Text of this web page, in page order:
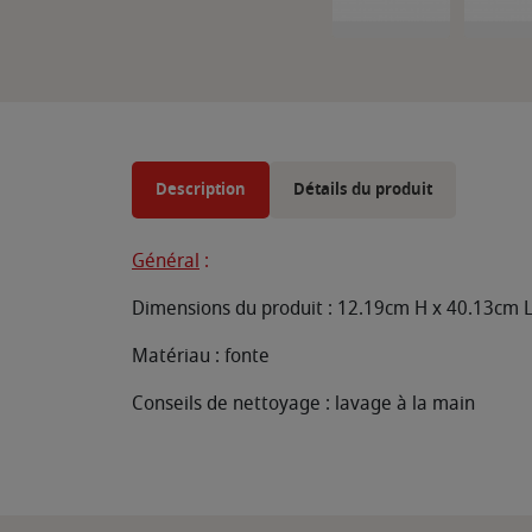
Description Détails du produit
Général :
Dimensions du produit : 12.19cm H x 40.13cm
Matériau : fonte
Conseils de nettoyage : lavage à la main